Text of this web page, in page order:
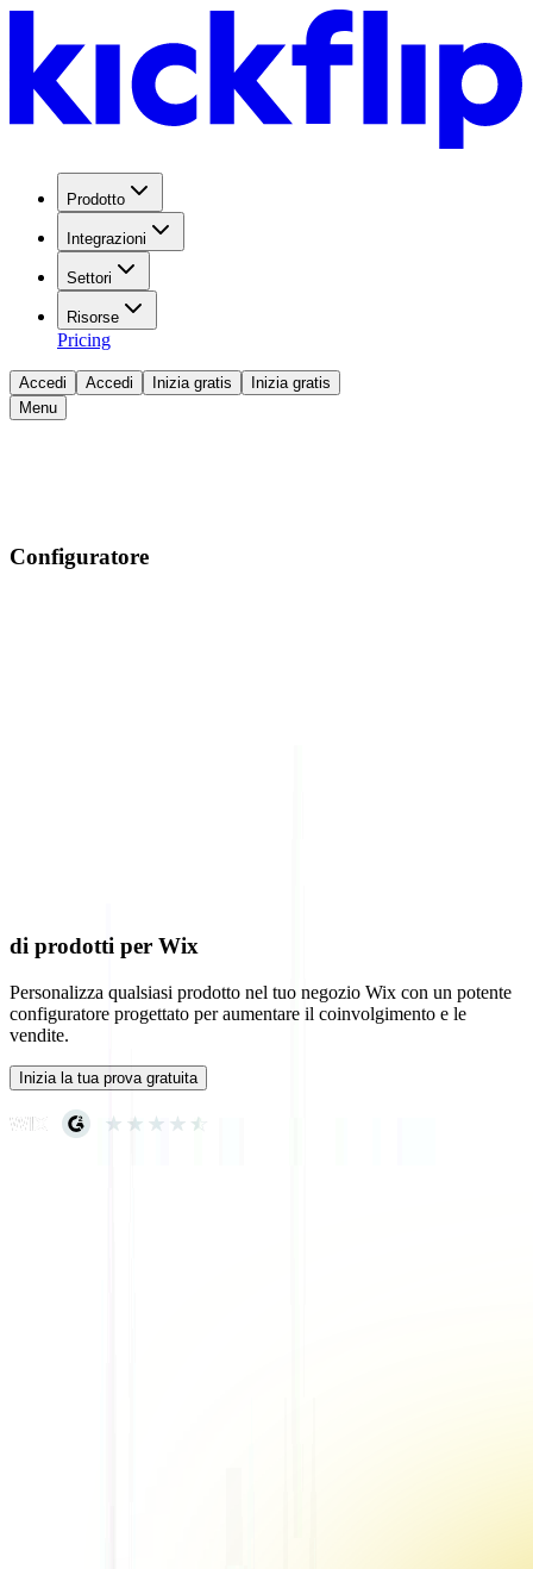
Prodotto
Integrazioni
Settori
Risorse
Pricing
Accedi Accedi Inizia gratis
Inizia gratis
Menu
Configuratore
di prodotti per Wix
Personalizza qualsiasi prodotto nel tuo negozio Wix con un potente
configuratore progettato per aumentare il coinvolgimento e le
vendite.
Inizia la tua prova gratuita